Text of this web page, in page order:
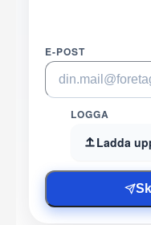
E-POST
LOGGA
Ladda